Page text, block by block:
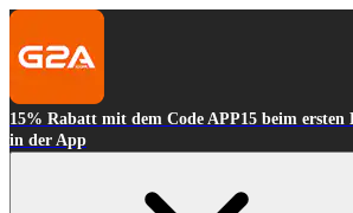
15% Rabatt mit dem Code APP15 beim ersten
in der App